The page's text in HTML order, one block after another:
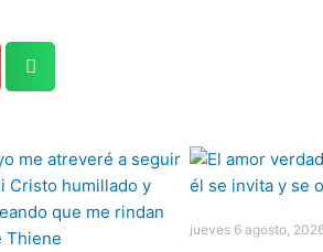
jueves 6 agosto,